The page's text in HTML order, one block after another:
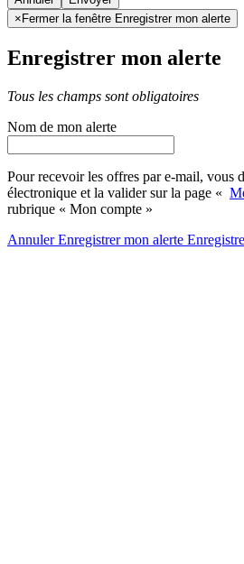
× Fermer la fenêtre Enregistrer mon alerte
Enregistrer mon alerte
Tous les champs sont obligatoires
Nom de mon alerte
Pour recevoir les offres par e-mail, vous
électronique et la valider sur la page «
rubrique « Mon compte »
AnnulerEnregistrer mon alerte